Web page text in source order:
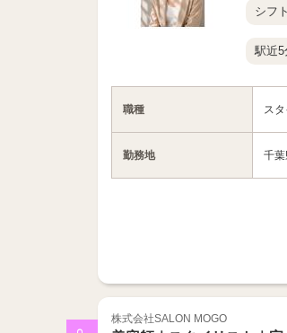
シフ
駅近5
職種 ス
勤務地 千
株式会社SALON MOGO